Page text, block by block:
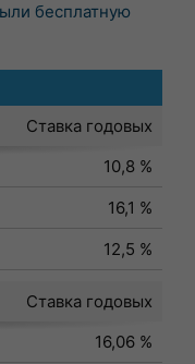
бесплатную
Ставка годовых
10,8 %
16,1 %
12,5 %
Ставка годовых
16,06 %